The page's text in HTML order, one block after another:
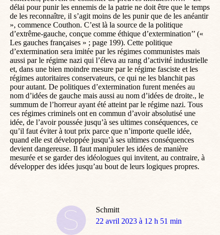
délai pour punir les ennemis de la patrie ne doit être que le temps
de les reconnaître, il s’agit moins de les punir que de les anéantir
», commence Couthon. C’est là la source de la politique
d’extrême-gauche, conçue comme éthique d’extermination’’ («
Les gauches françaises » ; page 199). Cette politique
d’extermination sera imitée par les régimes communistes mais
aussi par le régime nazi qui l’éleva au rang d’activité industrielle
et, dans une bien moindre mesure par le régime fasciste et les
régimes autoritaires conservateurs, ce qui ne les blanchit pas
pour autant. De politiques d’extermination furent menées au
nom d’idées de gauche mais aussi au nom d’idées de droite., le
summum de l’horreur ayant été atteint par le régime nazi. Tous
ces régimes criminels ont en commun d’avoir absolutisé une
idée, de l’avoir poussée jusqu’à ses ultimes conséquences, ce
qu’il faut éviter à tout prix parce que n’importe quelle idée,
quand elle est développée jusqu’à ses ultimes conséquences
devient dangereuse. Il faut manipuler les idées de manière
mesurée et se garder des idéologues qui invitent, au contraire, à
développer des idées jusqu’au bout de leurs logiques propres.
Schmitt
dit
22 avril 2023 à 12 h 51 min